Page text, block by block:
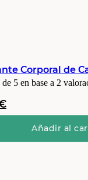
Corporal de
de 5 en base a 2
El
precio
actual
es:
Añadir al